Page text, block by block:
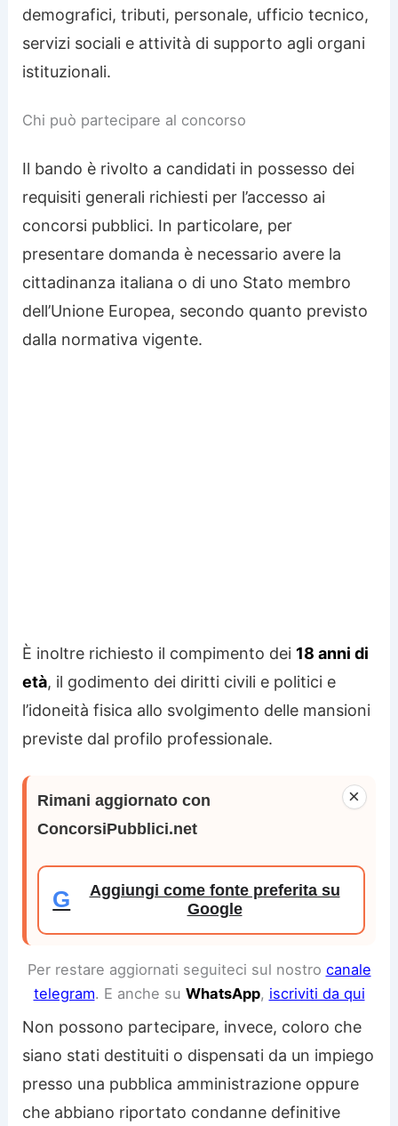
demografici, tributi, personale, ufficio tecnico,
servizi sociali e attività di supporto agli organi
istituzionali.
Chi può partecipare al concorso
Il bando è rivolto a candidati in possesso dei
requisiti generali richiesti per l’accesso ai
concorsi pubblici. In particolare, per
presentare domanda è necessario avere la
cittadinanza italiana o di uno Stato membro
dell’Unione Europea, secondo quanto previsto
dalla normativa vigente.
È inoltre richiesto il compimento dei 18 anni di
età, il godimento dei diritti civili e politici e
l’idoneità fisica allo svolgimento delle mansioni
previste dal profilo professionale.
×
Rimani aggiornato con
ConcorsiPubblici.net
G
Aggiungi come fonte preferita su
Google
Per restare aggiornati seguiteci sul nostro canale
telegram. E anche su WhatsApp, iscriviti da qui
Non possono partecipare, invece, coloro che
siano stati destituiti o dispensati da un impiego
presso una pubblica amministrazione oppure
che abbiano riportato condanne definitive